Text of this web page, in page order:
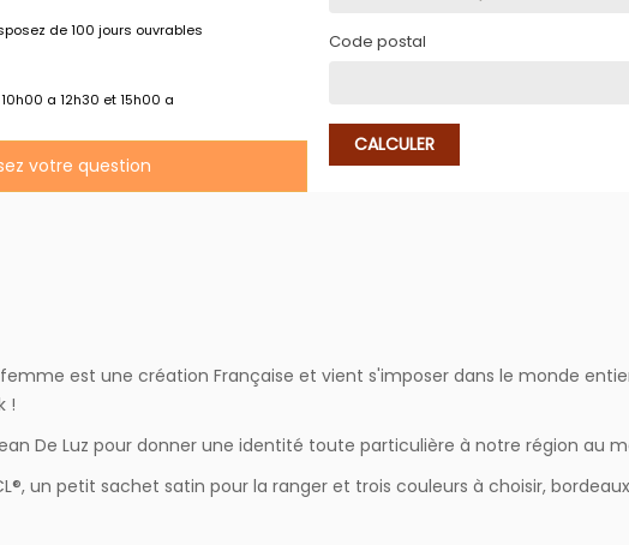
de 100 jours ouvrables
a 12h30 et 15h00 a
votre question
Code postal
CALCULER
est une création Française et vient s'imposer dans le monde
!
De Luz pour donner une identité toute particulière à notre région au
un petit sachet satin pour la ranger et trois couleurs à choisir,